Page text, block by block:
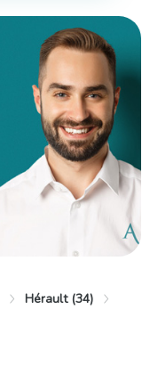
Hérault (34)